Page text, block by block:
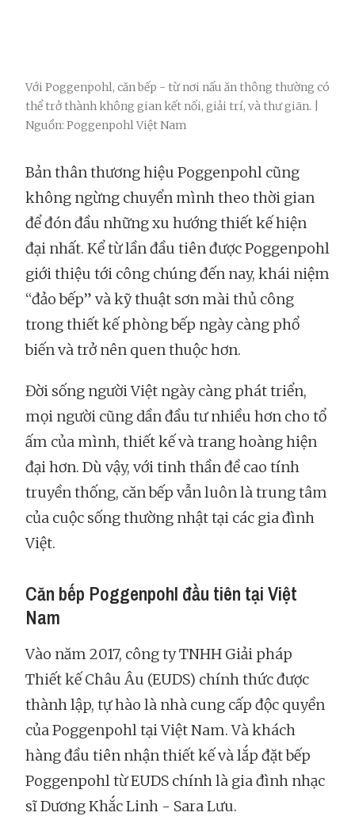
Với Poggenpohl, căn bếp - từ nơi nấu ăn thông thường có
thể trở thành không gian kết nối, giải trí, và thư giãn. |
Nguồn: Poggenpohl Việt Nam
Bản thân thương hiệu Poggenpohl cũng
không ngừng chuyển mình theo thời gian
để đón đầu những xu hướng thiết kế hiện
đại nhất. Kể từ lần đầu tiên được Poggenpohl
giới thiệu tới công chúng đến nay, khái niệm
“đảo bếp” và kỹ thuật sơn mài thủ công
trong thiết kế phòng bếp ngày càng phổ
biến và trở nên quen thuộc hơn.
Đời sống người Việt ngày càng phát triển,
mọi người cũng dần đầu tư nhiều hơn cho tổ
ấm của mình, thiết kế và trang hoàng hiện
đại hơn. Dù vậy, với tinh thần đề cao tính
truyền thống, căn bếp vẫn luôn là trung tâm
của cuộc sống thường nhật tại các gia đình
Việt.
Căn bếp Poggenpohl đầu tiên tại Việt
Nam
Vào năm 2017, công ty TNHH Giải pháp
Thiết kế Châu Âu (EUDS) chính thức được
thành lập, tự hào là nhà cung cấp độc quyền
của Poggenpohl tại Việt Nam. Và khách
hàng đầu tiên nhận thiết kế và lắp đặt bếp
Poggenpohl từ EUDS chính là gia đình nhạc
sĩ Dương Khắc Linh - Sara Lưu.